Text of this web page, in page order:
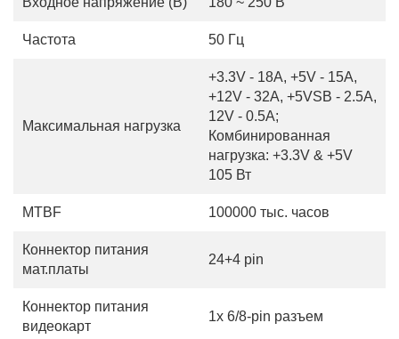
Частота 50 Гц
Максимальная нагрузка
+3.3V - 18A, +5V - 15A,
+12V - 32A, +5VSB - 2.5A,
12V - 0.5A;
Комбинированная
нагрузка: +3.3V & +5V
105 Вт
MTBF 100000 тыс. часов
Коннектор питания
мат.платы
24+4 pin
Коннектор питания
видеокарт
1x 6/8-pin разъем